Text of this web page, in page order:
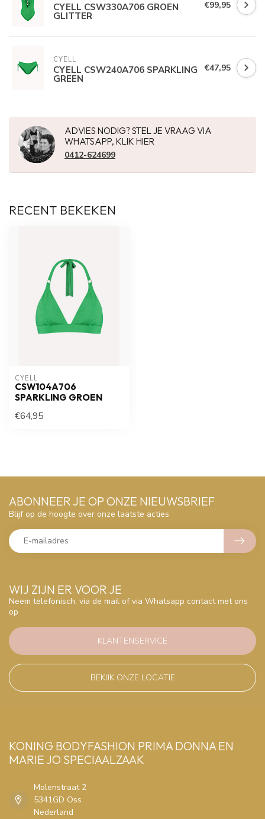
CYELL CSW330A706 GROEN
GLITTER
€99,95
CYELL
CYELL CSW240A706 SPARKLING
GREEN
€47,95
ADVIES NODIG? STEL JE VRAAG VIA
WHATSAPP, KLIK HIER
0412-624699
RECENT BEKEKEN
CYELL
CSW104A706
SPARKLING GROEN
€64,95
WIJ ZIJN ER VOOR JE
Neem telefonisch, via de mail of via Whatsapp contact met ons
op
KLANTENSERVICE
BEKIJK ONZE LOCATIE
ABONNEER JE OP ONZE NIEUWSBRIEF
Blijf op de hoogte over onze laatste acties
KONING BODYFASHION PRIMA DONNA EN
MARIE JO SPECIAALZAAK
Molenstraat 2
5341GD Oss
Nederland